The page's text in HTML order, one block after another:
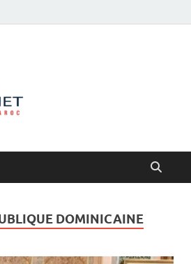
DOMINICAINE